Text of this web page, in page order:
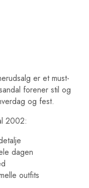
er et must-
forener stil og
og fest.
2002:
dagen
outfits